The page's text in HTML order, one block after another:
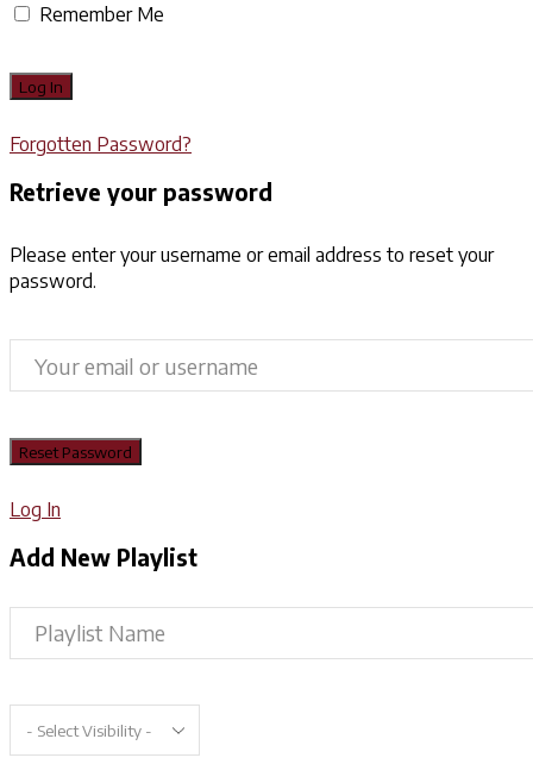
Remember Me
Forgotten Password?
Retrieve your password
Please enter your username or email address to reset your
password.
Log In
Add New Playlist